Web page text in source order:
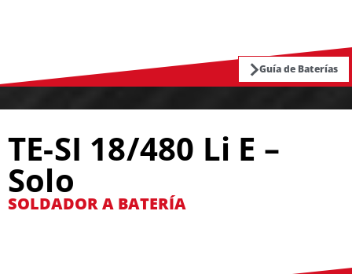
Guía de Baterías
TE-SI 18/480 Li E –
Solo
SOLDADOR A BATERÍA